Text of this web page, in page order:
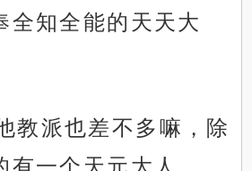
全知全能的天天大
教派也差不多嘛，除
有一个天元大人。